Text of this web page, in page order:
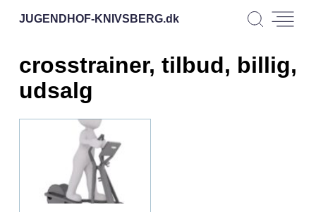
JUGENDHOF-KNIVSBERG.dk
crosstrainer, tilbud, billig,
udsalg